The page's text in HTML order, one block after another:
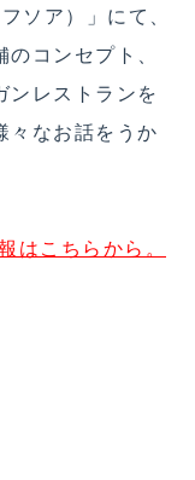
ソア）」にて、
コンセプト、
ンレストランを
々なお話をうか
はこちらから。